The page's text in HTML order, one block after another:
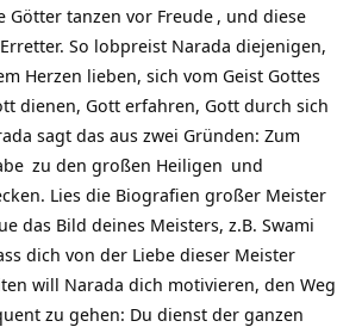
Götter tanzen vor Freude , und diese
So lobpreist Narada diejenigen,
Herzen lieben, sich vom Geist Gottes
dienen, Gott erfahren, Gott durch sich
sagt das aus zwei Gründen: Zum
zu den großen Heiligen und
Lies die Biografien großer Meister
das Bild deines Meisters, z.B. Swami
dich von der Liebe dieser Meister
will Narada dich motivieren, den Weg
zu gehen: Du dienst der ganzen